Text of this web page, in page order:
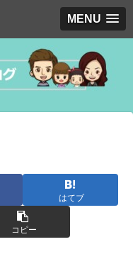
MENU
はてブ
コピー